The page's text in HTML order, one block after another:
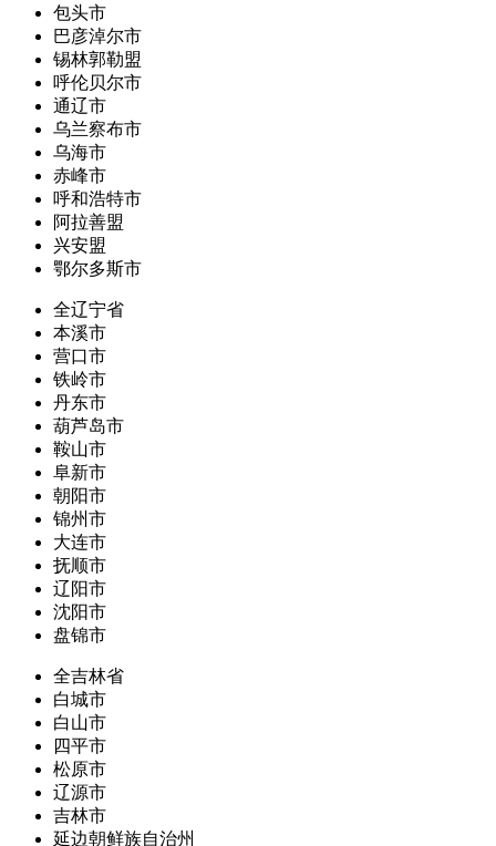
包头市
巴彦淖尔市
锡林郭勒盟
呼伦贝尔市
通辽市
乌兰察布市
乌海市
赤峰市
呼和浩特市
阿拉善盟
兴安盟
鄂尔多斯市
全辽宁省
本溪市
营口市
铁岭市
丹东市
葫芦岛市
鞍山市
阜新市
朝阳市
锦州市
大连市
抚顺市
辽阳市
沈阳市
盘锦市
全吉林省
白城市
白山市
四平市
松原市
辽源市
吉林市
延边朝鲜族自治州